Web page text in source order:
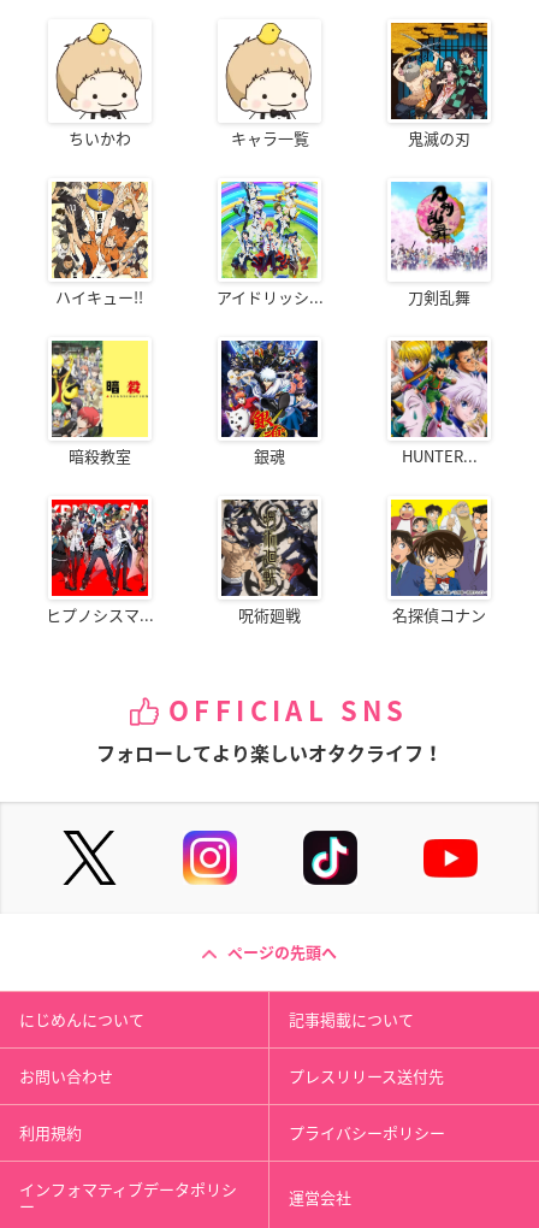
ちいかわ キャラ一覧 鬼滅の刃
ハイキュー!! アイドリッシ... 刀剣乱舞
暗殺教室 銀魂 HUNTER...
ヒプノシスマ... 呪術廻戦 名探偵コナン
OFFICIAL SNS
フォローしてより楽しいオタクライフ！
ページの先頭へ
にじめんについて 記事掲載について
お問い合わせ プレスリリース送付先
利用規約 プライバシーポリシー
インフォマティブデータポリシ
ー 運営会社